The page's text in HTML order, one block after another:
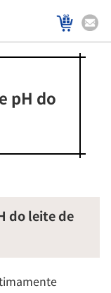
pH do
do leite de